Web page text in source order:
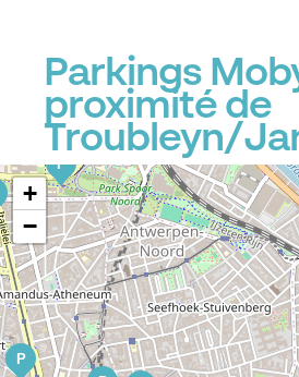
Parkings
proximité de
Troubleyn/
P
P
+
−